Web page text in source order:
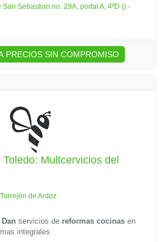
Sebastian no. 29A, portal A, 4ºD () -
PRECIOS SIN COMPROMISO
Multcervicios del
de Ardoz
servicios de reformas cocinas en
integrales